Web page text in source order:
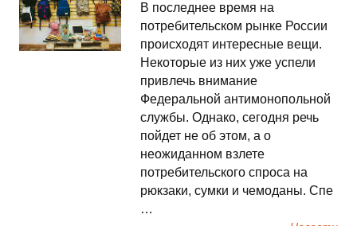
В последнее время на
потребительском рынке России
происходят интересные вещи.
Некоторые из них уже успели
привлечь внимание
Федеральной антимонопольной
службы. Однако, сегодня речь
пойдет не об этом, а о
неожиданном взлете
потребительского спроса на
рюкзаки, сумки и чемоданы. Спе
…